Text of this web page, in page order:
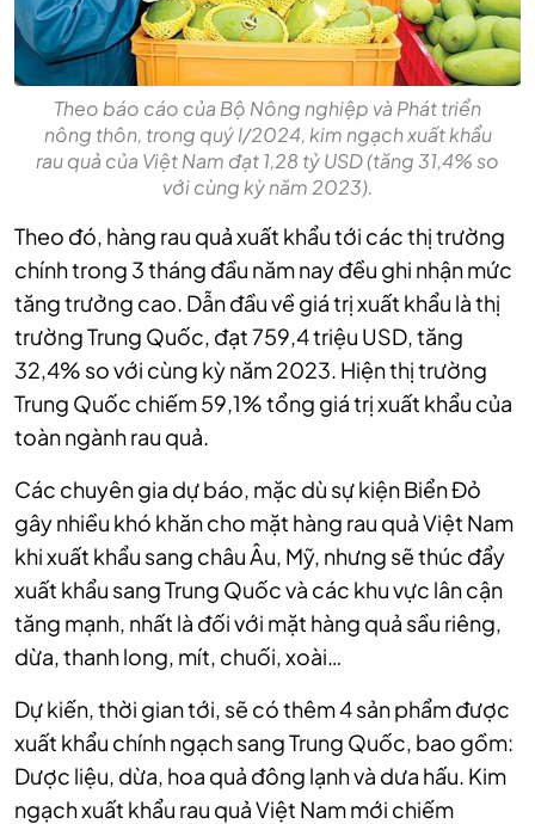
Theo báo cáo của Bộ Nông nghiệp và Phát triển
nông thôn, trong quý I/2024, kim ngạch xuất khẩu
rau quả của Việt Nam đạt 1,28 tỷ USD (tăng 31,4% so
với cùng kỳ năm 2023).
Theo đó, hàng rau quả xuất khẩu tới các thị trường
chính trong 3 tháng đầu năm nay đều ghi nhận mức
tăng trưởng cao. Dẫn đầu về giá trị xuất khẩu là thị
trường Trung Quốc, đạt 759,4 triệu USD, tăng
32,4% so với cùng kỳ năm 2023. Hiện thị trường
Trung Quốc chiếm 59,1% tổng giá trị xuất khẩu của
toàn ngành rau quả.
Các chuyên gia dự báo, mặc dù sự kiện Biển Đỏ
gây nhiều khó khăn cho mặt hàng rau quả Việt Nam
khi xuất khẩu sang châu Âu, Mỹ, nhưng sẽ thúc đẩy
xuất khẩu sang Trung Quốc và các khu vực lân cận
tăng mạnh, nhất là đối với mặt hàng quả sầu riêng,
dừa, thanh long, mít, chuối, xoài…
Dự kiến, thời gian tới, sẽ có thêm 4 sản phẩm được
xuất khẩu chính ngạch sang Trung Quốc, bao gồm:
Dược liệu, dừa, hoa quả đông lạnh và dưa hấu. Kim
ngạch xuất khẩu rau quả Việt Nam mới chiếm